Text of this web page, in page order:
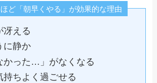
ど「朝早くやる」が効果的な理由
冴える
に静か
かった…」がなくなる
持ちよく過ごせる